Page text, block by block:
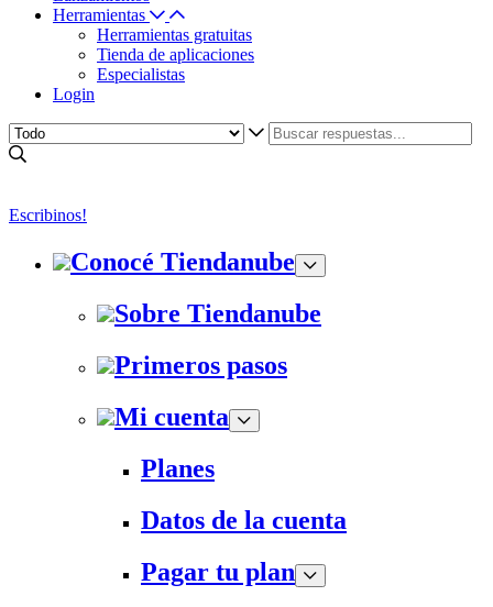
Herramientas
Herramientas gratuitas
Tienda de aplicaciones
Especialistas
Login
Escribinos!
Conocé Tiendanube
Sobre Tiendanube
Primeros pasos
Mi cuenta
Planes
Datos de la cuenta
Pagar tu plan